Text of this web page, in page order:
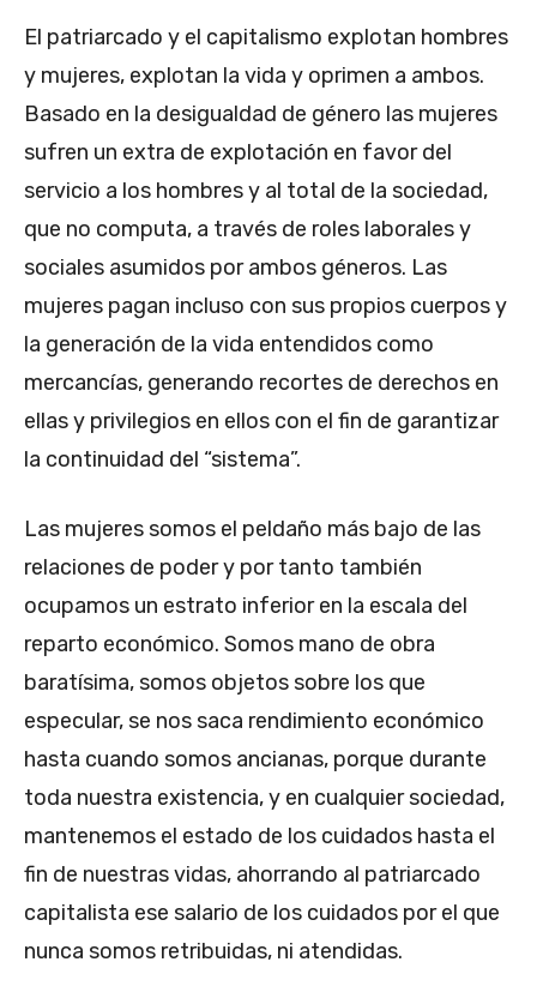
El patriarcado y el capitalismo explotan hombres
y mujeres, explotan la vida y oprimen a ambos.
Basado en la desigualdad de género las mujeres
sufren un extra de explotación en favor del
servicio a los hombres y al total de la sociedad,
que no computa, a través de roles laborales y
sociales asumidos por ambos géneros. Las
mujeres pagan incluso con sus propios cuerpos y
la generación de la vida entendidos como
mercancías, generando recortes de derechos en
ellas y privilegios en ellos con el fin de garantizar
la continuidad del “sistema”.
Las mujeres somos el peldaño más bajo de las
relaciones de poder y por tanto también
ocupamos un estrato inferior en la escala del
reparto económico. Somos mano de obra
baratísima, somos objetos sobre los que
especular, se nos saca rendimiento económico
hasta cuando somos ancianas, porque durante
toda nuestra existencia, y en cualquier sociedad,
mantenemos el estado de los cuidados hasta el
fin de nuestras vidas, ahorrando al patriarcado
capitalista ese salario de los cuidados por el que
nunca somos retribuidas, ni atendidas.